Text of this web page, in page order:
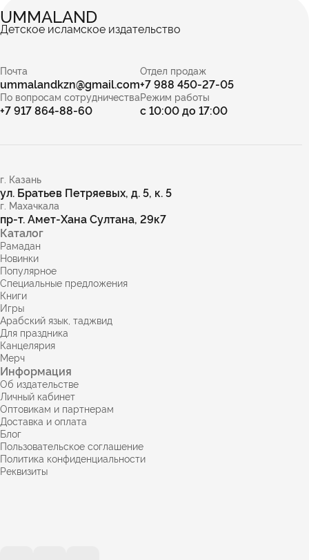
UMMALAND
Детское исламское издательство
Почта
ummalandkzn@gmail.com
Отдел продаж
+7 988 450-27-05
По вопросам сотрудничества
+7 917 864-88-60
Режим работы
с 10:00 до 17:00
г. Казань
ул. Братьев Петряевых, д. 5, к. 5
г. Махачкала
пр-т. Амет-Хана Султана, 29к7
Каталог
Рамадан
Новинки
Популярное
Специальные предложения
Книги
Игры
Арабский язык, таджвид
Для праздника
Канцелярия
Мерч
Информация
Об издательстве
Личный кабинет
Оптовикам и партнерам
Доставка и оплата
Блог
Пользовательское соглашение
Политика конфиденциальности
Реквизиты